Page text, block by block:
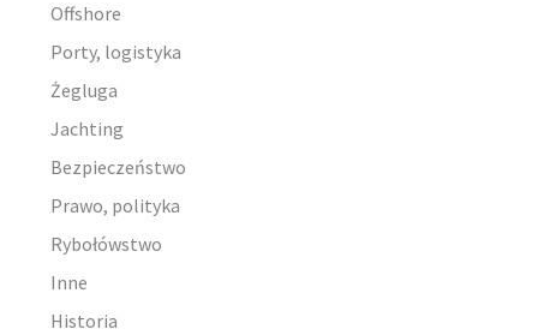
Offshore
Porty, logistyka
Żegluga
Jachting
Bezpieczeństwo
Prawo, polityka
Rybołówstwo
Inne
Historia